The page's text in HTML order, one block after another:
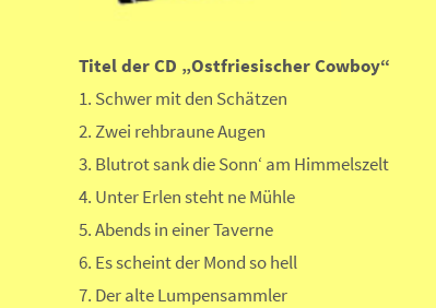
Titel der CD „Ostfriesischer Cowboy“
1. Schwer mit den Schätzen
2. Zwei rehbraune Augen
3. Blutrot sank die Sonn‘ am Himmelszelt
4. Unter Erlen steht ne Mühle
5. Abends in einer Taverne
6. Es scheint der Mond so hell
7. Der alte Lumpensammler